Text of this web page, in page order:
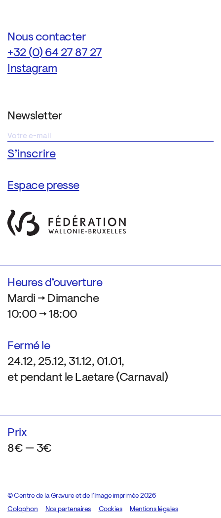
Nous contacter
+32 (0) 64 27 87 27
Instagram
Newsletter
Espace presse
Heures d’ouverture
Mardi → Dimanche
10:00 → 18:00
Fermé le
24.12, 25.12, 31.12, 01.01,
et pendant le Laetare (Carnaval)
Prix
8€ — 3€
© Centre de la Gravure et de l’Image imprimée 2026
Colophon
Design:Marcel Kaczmarek, code:8080.studio
Nos partenaires Cookies Mentions légales